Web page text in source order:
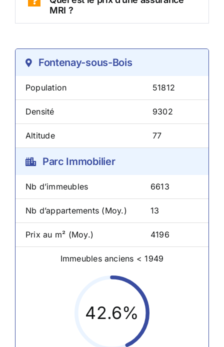
MRI ?
Fontenay-sous-Bois
Population 51812
Densité 9302
Altitude 77
Parc Immobilier
Nb d’immeubles 6613
Nb d’appartements (Moy.) 13
Prix au m² (Moy.) 4196
Immeubles anciens < 1949
42.6%